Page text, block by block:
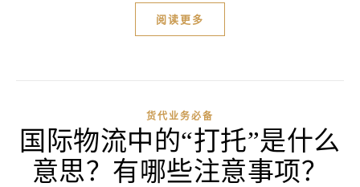
阅读更多
货代业务必备
国际物流中的“打托”是什么
意思？有哪些注意事项？